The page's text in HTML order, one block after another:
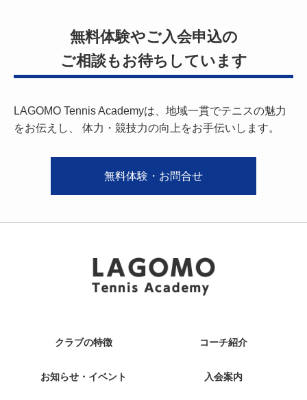
無料体験やご入会申込の
ご相談もお待ちしています
LAGOMO Tennis Academyは、地域一貫でテニスの魅力
をお伝えし、
体力・競技力の向上をお手伝いします。
無料体験・お問合せ
クラブの特徴 コーチ紹介
お知らせ・イベント 入会案内